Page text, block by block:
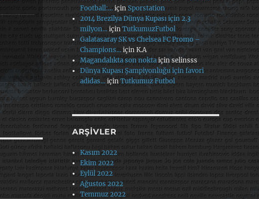
Football:…içinSporstation
2014 Brezilya Dünya Kupası için 2.3
milyon…içinTutkumuzFutbol
Galatasaray SK vs Chelsea FC Promo –
Champions…içinK.A
Magandalıkta son noktaiçinselinsss
Dünya Kupası Şampiyonluğu için favori
adidas…içinTutkumuz Futbol
ARŞIVLER
Kasım 2022
Ekim 2022
Eylül 2022
Ağustos 2022
Temmuz 2022